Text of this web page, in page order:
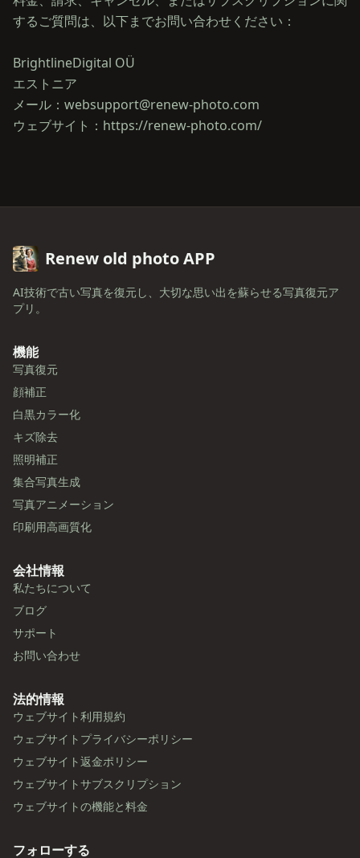
するご質問は、以下までお問い合わせください：
BrightlineDigital OÜ
エストニア
メール：websupport@renew-photo.com
Renew old photo APP
AI技術で古い写真を復元し、大切な思い出を蘇らせる写真復元ア
プリ。
機能
写真復元
顔補正
白黒カラー化
キズ除去
照明補正
集合写真生成
写真アニメーション
印刷用高画質化
会社情報
私たちについて
ブログ
サポート
お問い合わせ
法的情報
ウェブサイト利用規約
ウェブサイトプライバシーポリシー
ウェブサイト返金ポリシー
ウェブサイトサブスクリプション
ウェブサイトの機能と料金
フォローする